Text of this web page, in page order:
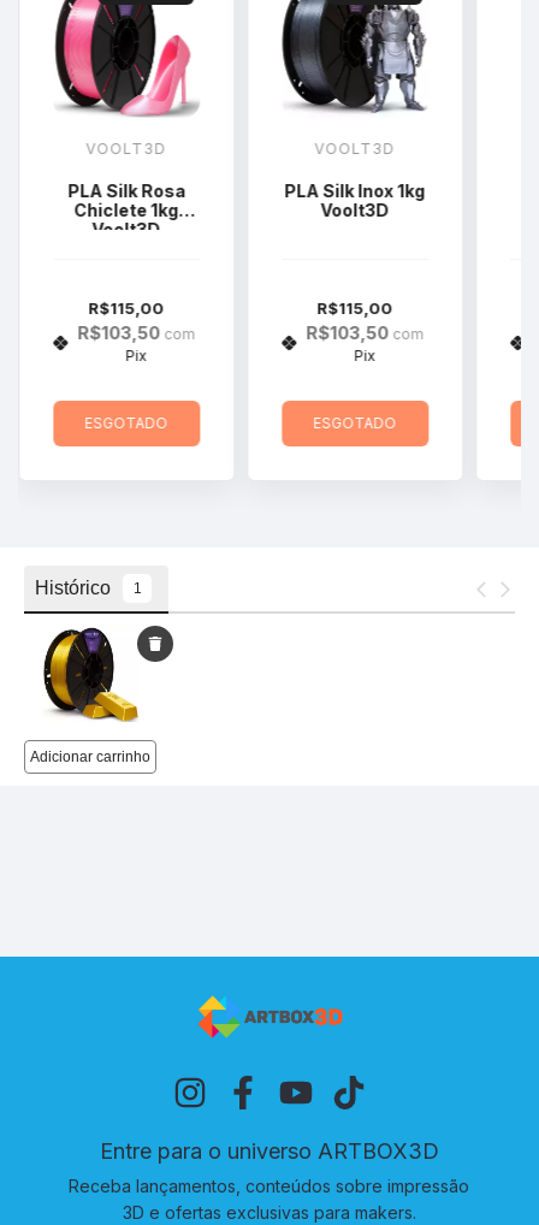
VOOLT3D
PLA Silk Rosa
Chiclete 1kg
Voolt3D
R$115,00
R$103,50 com
Pix
ESGOTADO
VOOLT3D
PLA Silk Inox 1kg
Voolt3D
R$115,00
R$103,50 com
Pix
ESGOTADO
Entre para o universo ARTBOX3D
Receba lançamentos, conteúdos sobre impressão
3D e ofertas exclusivas para makers.